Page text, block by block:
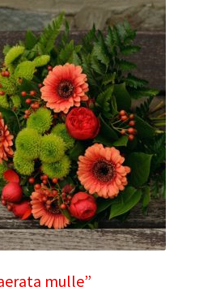
mulle”